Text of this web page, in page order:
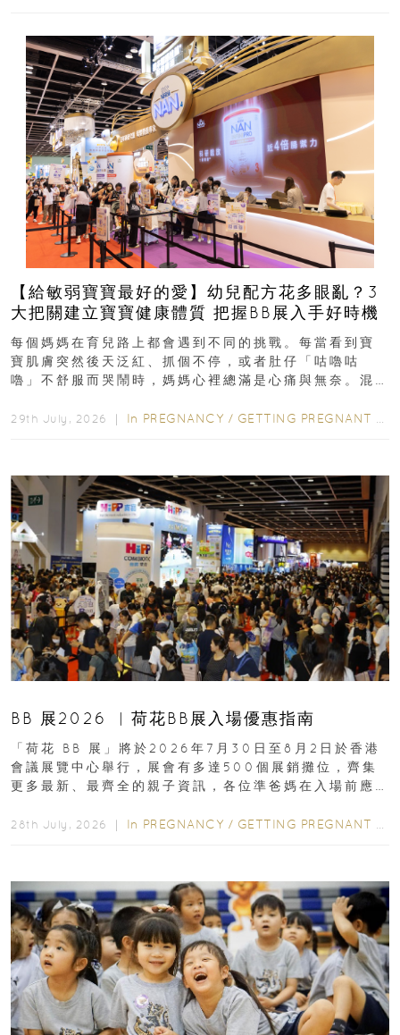
【給敏弱寶寶最好的愛】幼兒配方花多眼亂？3
大把關建立寶寶健康體質 把握BB展入手好時機
每個媽媽在育兒路上都會遇到不同的挑戰。每當看到寶
寶肌膚突然後天泛紅、抓個不停，或者肚仔「咕嚕咕
嚕」不舒服而哭鬧時，媽媽心裡總滿是心痛與無奈。混
29th July, 2026 ｜ In PREGNANCY / GETTING PREGNANT
BB 展2026 ︳荷花BB展入場優惠指南
「荷花 BB 展」將於2026年7月30日至8月2日於香港
會議展覽中心舉行，展會有多達500個展銷攤位，齊集
更多最新、最齊全的親子資訊，各位準爸媽在入場前應
28th July, 2026 ｜ In PREGNANCY / GETTING PREGNANT